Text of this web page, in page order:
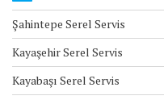
Şahintepe Serel Servis
Kayaşehir Serel Servis
Kayabaşı Serel Servis